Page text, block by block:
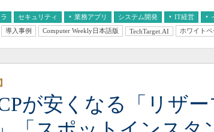
セキュリティ 業務アプリ
AI
システム開発 IT経営
経営とIT 医療IT
導入事例 Computer Weekly日本語版 TechTarget.AI ホワイトペ
が安くなる「リザー